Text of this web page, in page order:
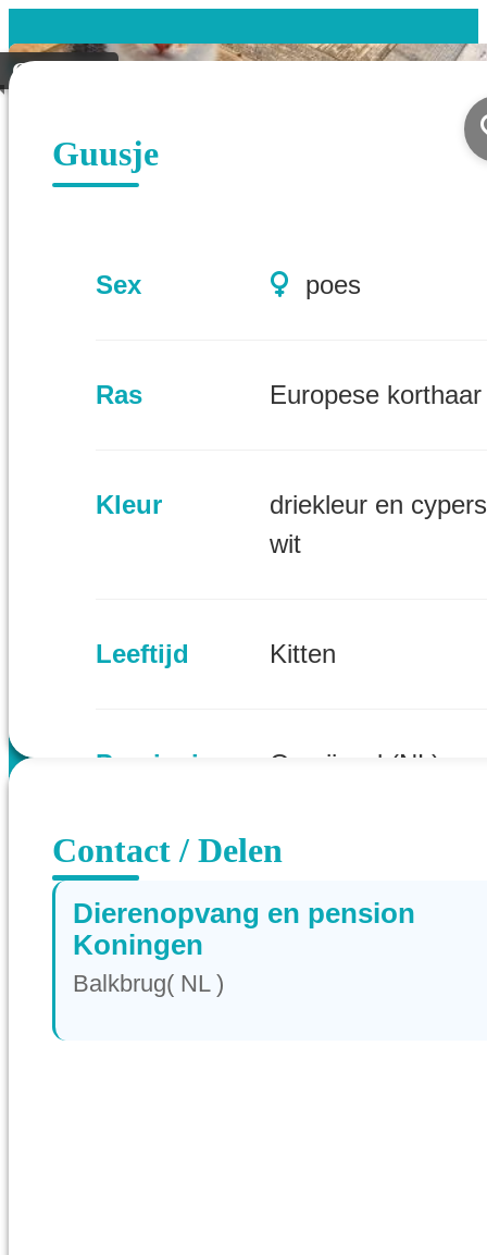
Geplaatst
Guusje
Sex poes
Ras Europese korthaar
Kleur
driekleur en
wit
Leeftijd Kitten
Provincie Overijssel (NL)
Contact / Delen
Dierenopvang en pension
Koningen
Balkbrug( NL )